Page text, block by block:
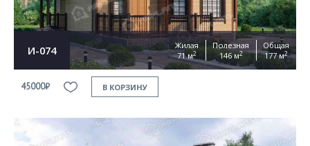
И-074
Жилая
71 м2
Полезная
146 м2
Общая
177 м2
45000₽ В КОРЗИНУ